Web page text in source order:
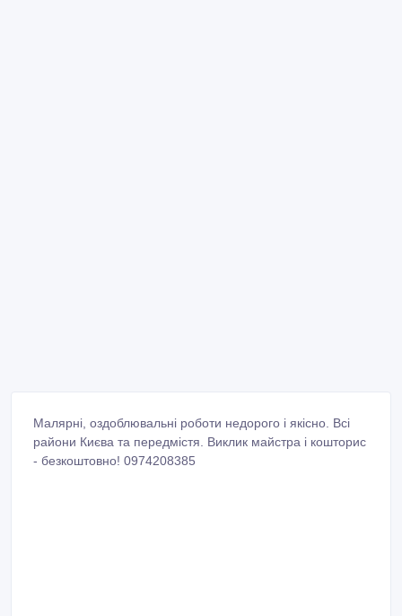
Малярні, оздоблювальні роботи недорого і якісно. Всі
райони Києва та передмістя. Виклик майстра і кошторис
- безкоштовно! 0974208385